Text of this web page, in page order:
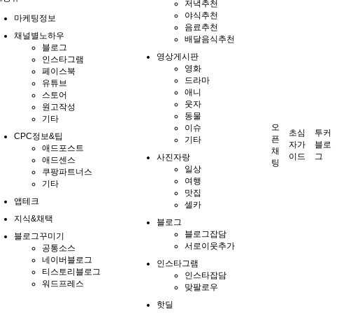
마케팅정보
채널별노하우
블로그
인스타그램
페이스북
유튜브
스토어
원고작성
기타
CPC정보&팁
애드포스트
애드센스
쿠팡파트너스
기타
앱테크
지식&채택
블로그꾸미기
공통소스
네이버블로그
티스토리블로그
워드프레스
저녁추천
야식추천
음료추천
배달음식추천
영상게시판
영화
드라마
애니
웃자
동물
이슈
기타
사진자랑
일상
여행
맛집
셀카
블로그
블로그잡담
서로이웃추가
인스타그램
인스타잡담
맞팔로우
핫딜
오
픈
채
팅
초심
자가
이드
투커
블로
그